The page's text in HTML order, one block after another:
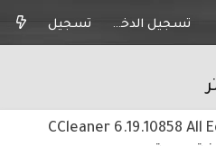
تسجيل الدخول تسجيل
CCleaner 6.19.10858